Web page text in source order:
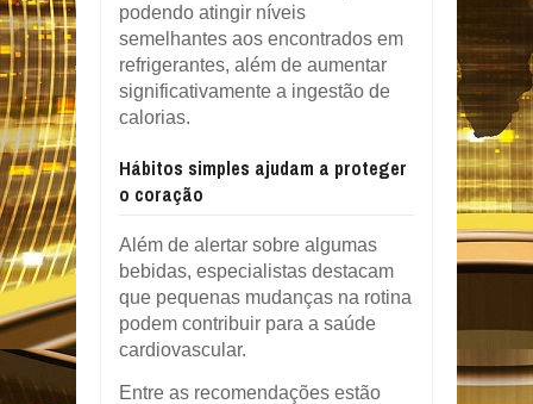
podendo atingir níveis
semelhantes aos encontrados em
refrigerantes, além de aumentar
significativamente a ingestão de
calorias.
Hábitos simples ajudam a proteger
o coração
Além de alertar sobre algumas
bebidas, especialistas destacam
que pequenas mudanças na rotina
podem contribuir para a saúde
cardiovascular.
Entre as recomendações estão